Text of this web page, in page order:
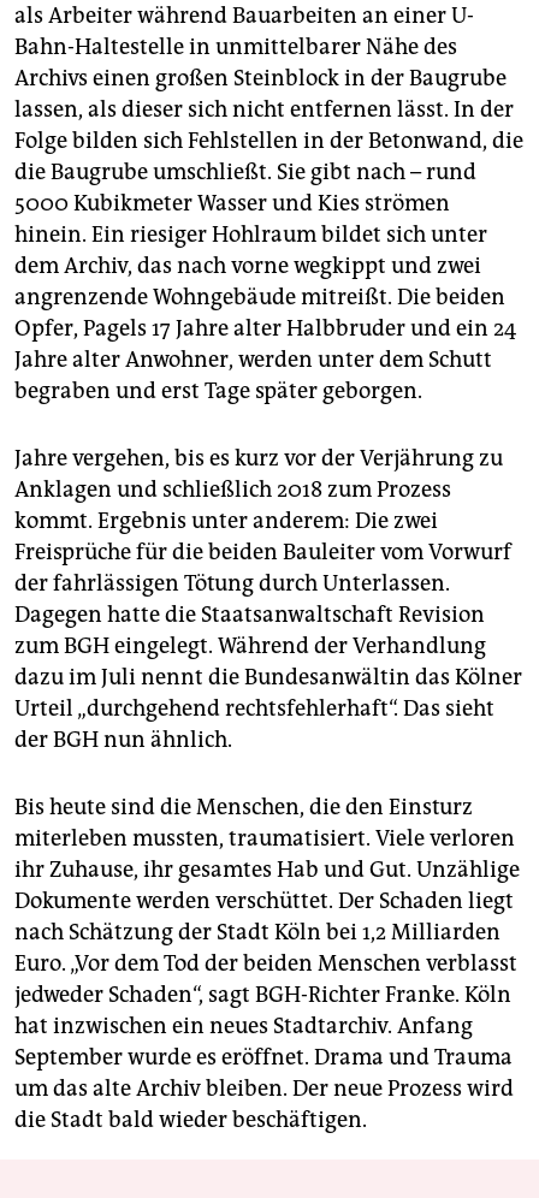
als Arbeiter während Bauarbeiten an einer U-
Bahn-Haltestelle in unmittelbarer Nähe des
Archivs einen großen Steinblock in der Baugrube
lassen, als dieser sich nicht entfernen lässt. In der
Folge bilden sich Fehlstellen in der Betonwand, die
die Baugrube umschließt. Sie gibt nach – rund
5000 Kubikmeter Wasser und Kies strömen
hinein. Ein riesiger Hohlraum bildet sich unter
dem Archiv, das nach vorne wegkippt und zwei
angrenzende Wohngebäude mitreißt. Die beiden
Opfer, Pagels 17 Jahre alter Halbbruder und ein 24
Jahre alter Anwohner, werden unter dem Schutt
begraben und erst Tage später geborgen.
Jahre vergehen, bis es kurz vor der Verjährung zu
Anklagen und schließlich 2018 zum Prozess
kommt. Ergebnis unter anderem: Die zwei
Freisprüche für die beiden Bauleiter vom Vorwurf
der fahrlässigen Tötung durch Unterlassen.
Dagegen hatte die Staatsanwaltschaft Revision
zum BGH eingelegt. Während der Verhandlung
dazu im Juli nennt die Bundesanwältin das Kölner
Urteil „durchgehend rechtsfehlerhaft“. Das sieht
der BGH nun ähnlich.
Bis heute sind die Menschen, die den Einsturz
miterleben mussten, traumatisiert. Viele verloren
ihr Zuhause, ihr gesamtes Hab und Gut. Unzählige
Dokumente werden verschüttet. Der Schaden liegt
nach Schätzung der Stadt Köln bei 1,2 Milliarden
Euro. „Vor dem Tod der beiden Menschen verblasst
jedweder Schaden“, sagt BGH-Richter Franke. Köln
hat inzwischen ein neues Stadtarchiv. Anfang
September wurde es eröffnet. Drama und Trauma
um das alte Archiv bleiben. Der neue Prozess wird
die Stadt bald wieder beschäftigen.